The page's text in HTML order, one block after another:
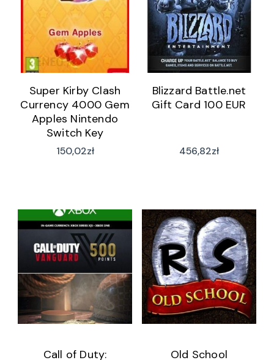
Super Kirby Clash
Currency 4000 Gem
Apples Nintendo
Switch Key
150,02zł
Blizzard Battle.net
Gift Card 100 EUR
456,82zł
Call of Duty: Old School